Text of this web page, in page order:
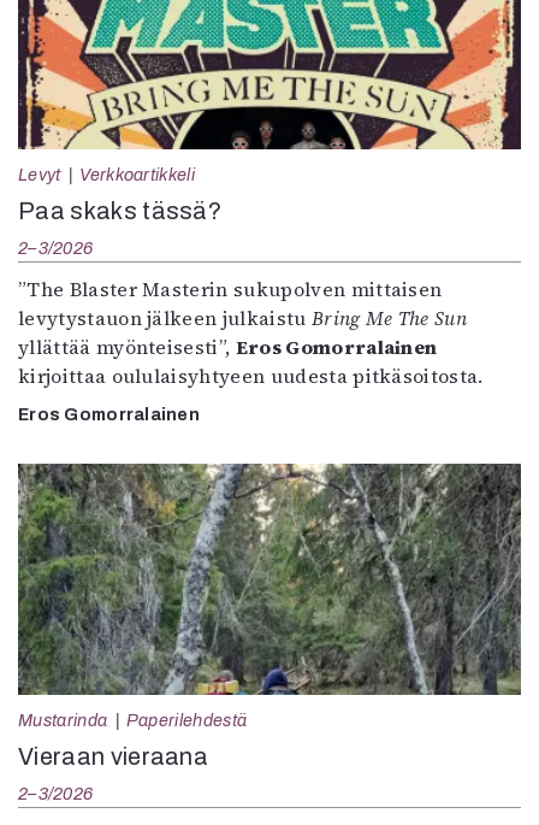
Levyt Verkkoartikkeli
Paa skaks tässä?
2–3/2026
”The Blaster Masterin sukupolven mittaisen
levytystauon jälkeen julkaistu Bring Me The Sun
yllättää myönteisesti”, Eros Gomorralainen
kirjoittaa oululaisyhtyeen uudesta pitkäsoitosta.
Eros Gomorralainen
Mustarinda Paperilehdestä
Vieraan vieraana
2–3/2026